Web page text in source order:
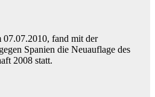
fand mit der
Spanien die Neuauflage des
2008 statt.